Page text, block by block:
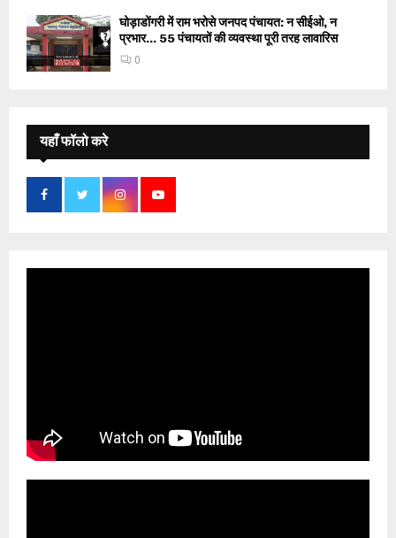
घोड़ाडोंगरी में राम भरोसे जनपद पंचायत: न सीईओ, न
प्रभार… 55 पंचायतों की व्यवस्था पूरी तरह लावारिस
0
यहाँ फॉलो करे